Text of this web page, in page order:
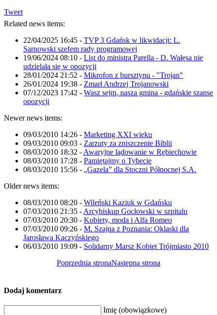
Tweet
Related news items:
22/04/2025 16:45 - TVP 3 Gdańsk w likwidacji: L.
Sarnowski szefem rady programowej
19/06/2024 08:10 - List do ministra Parella - D. Wałęsa nie
udzielała się w opozycji
28/01/2024 21:52 - Mikrofon z bursztynu - "Trojan"
26/01/2024 19:38 - Zmarł Andrzej Trojanowski
07/12/2023 17:42 - Wasz sejm, nasza gmina - gdańskie szanse
opozycji
Newer news items:
09/03/2010 14:26 - Marketing XXI wieku
09/03/2010 09:03 - Zarzuty za zniszczenie Biblii
08/03/2010 18:32 - Awaryjne lądowanie w Rębiechowie
08/03/2010 17:28 - Pamiętajmy o Tybecie
08/03/2010 15:56 - „Gazela” dla Stoczni Północnej S.A.
Older news items:
08/03/2010 08:20 - Wileński Kaziuk w Gdańsku
07/03/2010 21:35 - Arcybiskup Gocłowski w szpitalu
07/03/2010 20:30 - Kobiety, moda i Alfa Romeo
07/03/2010 09:26 - M. Szajna z Poznania: Oklaski dla
Jarosława Kaczyńskiego
06/03/2010 19:09 - Solidarny Marsz Kobiet Trójmiasto 2010
Poprzednia stronaNastępna strona
Dodaj komentarz
Imię (obowiązkowe)